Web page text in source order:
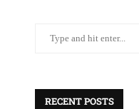
RECENT POSTS